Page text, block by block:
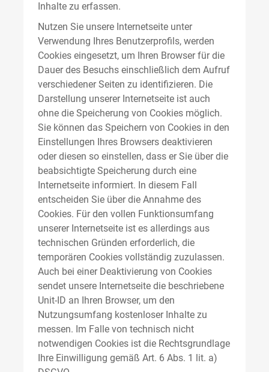
Inhalte zu erfassen.
Nutzen Sie unsere Internetseite unter
Verwendung Ihres Benutzerprofils, werden
Cookies eingesetzt, um Ihren Browser für die
Dauer des Besuchs einschließlich dem Aufruf
verschiedener Seiten zu identifizieren. Die
Darstellung unserer Internetseite ist auch
ohne die Speicherung von Cookies möglich.
Sie können das Speichern von Cookies in den
Einstellungen Ihres Browsers deaktivieren
oder diesen so einstellen, dass er Sie über die
beabsichtigte Speicherung durch eine
Internetseite informiert. In diesem Fall
entscheiden Sie über die Annahme des
Cookies. Für den vollen Funktionsumfang
unserer Internetseite ist es allerdings aus
technischen Gründen erforderlich, die
temporären Cookies vollständig zuzulassen.
Auch bei einer Deaktivierung von Cookies
sendet unsere Internetseite die beschriebene
Unit-ID an Ihren Browser, um den
Nutzungsumfang kostenloser Inhalte zu
messen. Im Falle von technisch nicht
notwendigen Cookies ist die Rechtsgrundlage
Ihre Einwilligung gemäß Art. 6 Abs. 1 lit. a)